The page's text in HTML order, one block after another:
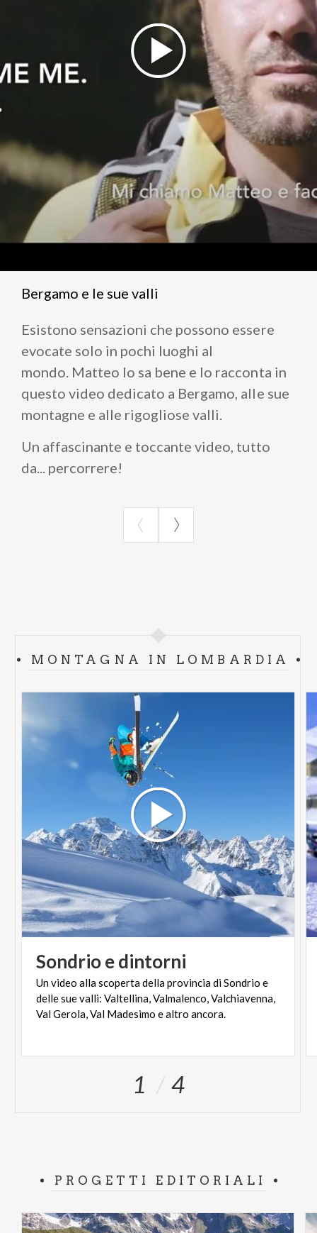
Bergamo e le sue valli
Esistono sensazioni che possono essere
evocate solo in pochi luoghi al
mondo. Matteo lo sa bene e lo racconta in
questo video dedicato a Bergamo, alle sue
montagne e alle rigogliose valli.
Un affascinante e toccante video, tutto
da... percorrere!
MONTAGNA IN LOMBARDIA
Sondrioedintorni
Un video alla scoperta della provincia di Sondrio e
delle sue valli: Valtellina, Valmalenco, Valchiavenna,
Val Gerola, Val Madesimo e altro ancora.
1 4
PROGETTI EDITORIALI